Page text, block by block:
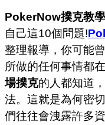
PokerNow撲克教學
自己這10個問題!
整理報導，你可能
所做的任何事情都
場撲克的人都知道
法。這就是為何密
們往往會洩露許多